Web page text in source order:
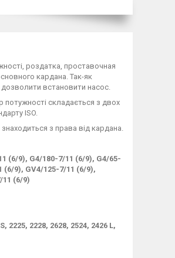
роздатка, проставочная
кардана. Так-як
встановити насос.
потужності складається з двох
ISO.
з права від кардана.
(6/9), G4/180-7/11 (6/9), G4/65-
(6/9), GV4/125-7/11 (6/9),
11 (6/9)
2225, 2228, 2628, 2524, 2426 L,